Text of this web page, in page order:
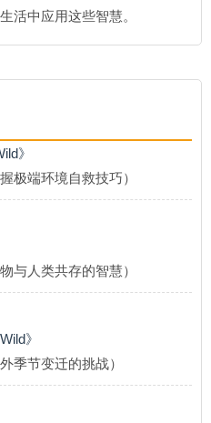
活中应用这些智慧。
》
极端环境自救技巧）
与人类共存的智慧）
》
季节变迁的挑战）